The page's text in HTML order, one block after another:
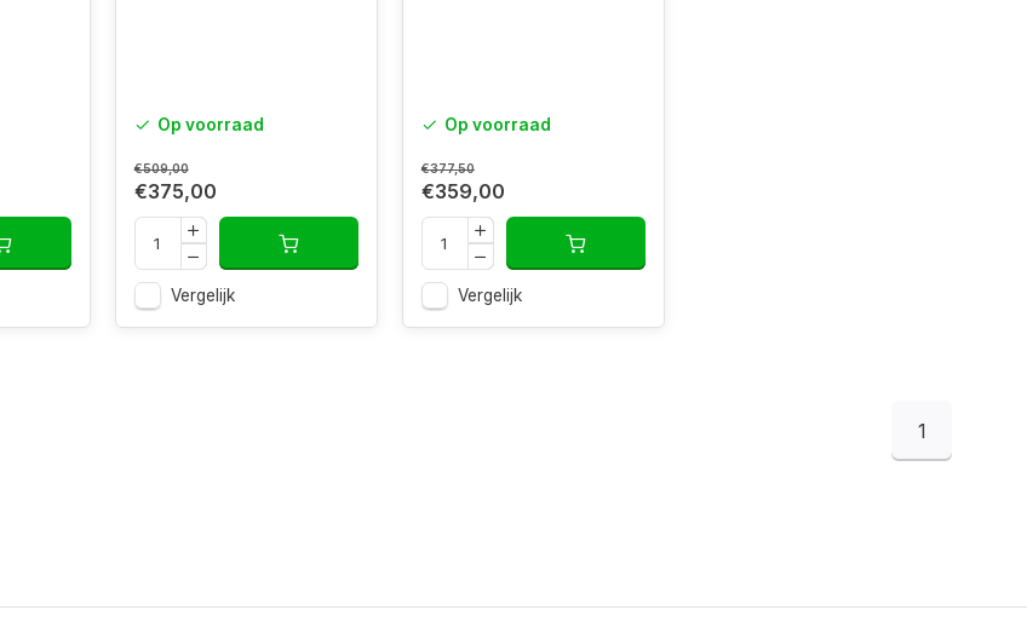
Op voorraad
€509,00
€375,00
Vergelijk
Op voorraad
€377,50
€359,00
Vergelijk
1